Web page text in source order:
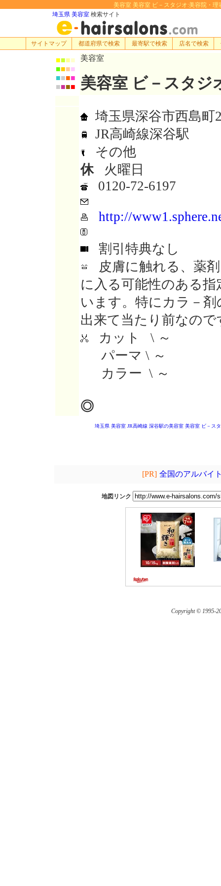
美容室 美容室 ビ－スタジオ:美容院・理
埼玉県 美容室 検索サイト
サイトマップ 都道府県で検索 最寄駅で検索 店名で検索
■■■■
■■■■
■■■■
■■■■
美容室
美容室 ビ－スタジ
埼玉県深谷市西島町
JR高崎線深谷駅
その他
休火曜日
0120-72-6197
http://
割引特典なし
皮膚に触れる、薬
に入る可能性のある
います。特にカラ－
出来て当たり前なので
カット \ ～
パーマ \ ～
カラー \ ～
◎
埼玉県 美容室 JR高崎線 深谷駅の美容室 美容室 ビ－ス
[PR] 全国のアルバイ
地図リンク
Copyright © 1995-